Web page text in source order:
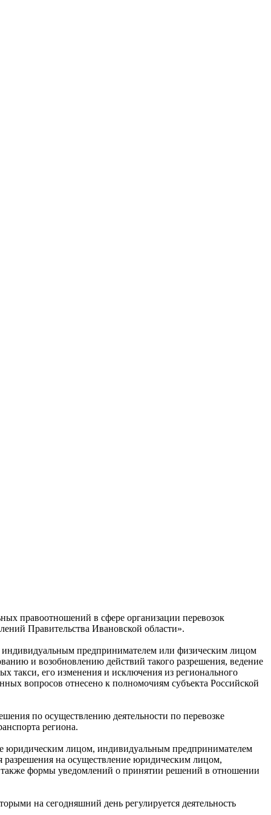
правоотношений в сфере организации перевозок
Правительства Ивановской области».
индивидуальным предпринимателем или физическим лицом
и возобновлению действий такого разрешения, ведение
такси, его изменения и исключения из регионального
вопросов отнесено к полномочиям субъекта Российской
по осуществлению деятельности по перевозке
региона.
юридическим лицом, индивидуальным предпринимателем
разрешения на осуществление юридическим лицом,
формы уведомлений о принятии решений в отношении
на сегодняшний день регулируется деятельность